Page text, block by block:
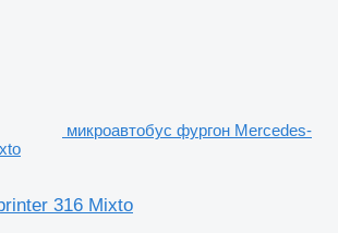
микроавтобус фургон Mercedes-
316 Mixto